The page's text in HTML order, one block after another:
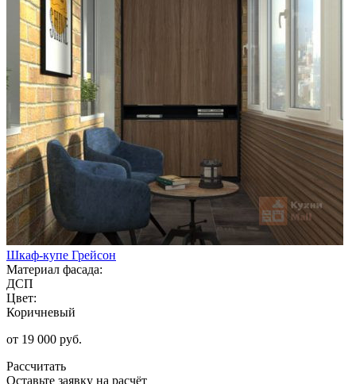
Шкаф-купе Грейсон
Материал фасада:
ДСП
Цвет:
Коричневый
от 19 000 руб.
Рассчитать
Оставьте заявку на расчёт